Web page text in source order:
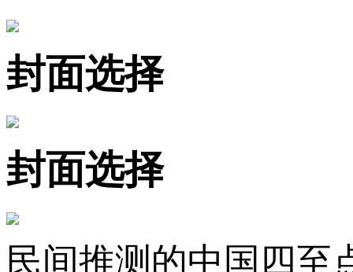
封面选择
封面选择
民间推测的中国四至